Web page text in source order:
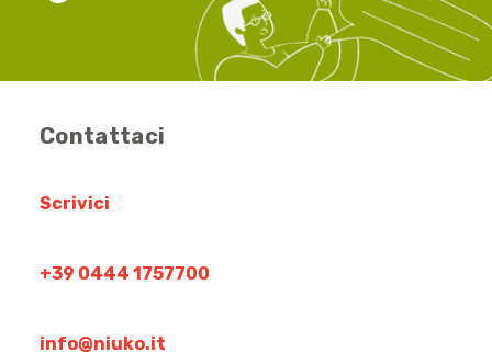
Contattaci
Scrivici
+39 0444 1757700
info@niuko.it